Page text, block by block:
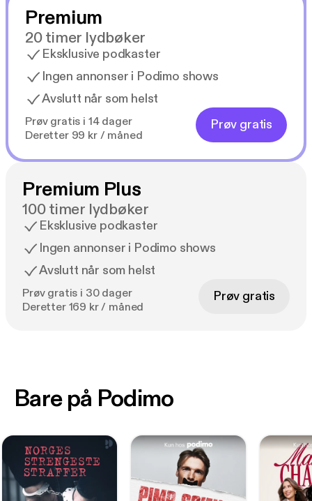
Premium
20 timer lydbøker
Eksklusive podkaster
Ingen annonser i Podimo shows
Avslutt når som helst
Prøv gratis i 14 dager
Deretter 99 kr / måned
Prøv gratis
Premium Plus
100 timer lydbøker
Eksklusive podkaster
Ingen annonser i Podimo shows
Avslutt når som helst
Prøv gratis i 30 dager
Deretter 169 kr / måned
Prøv gratis
Bare på Podimo